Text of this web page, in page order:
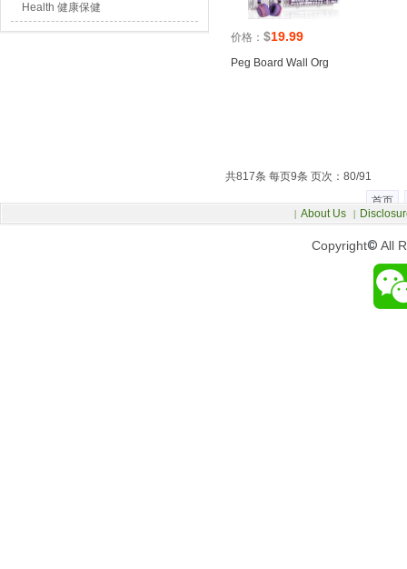
价格： $19.99
Peg Board Wall Org
共817条 每页9条 页次：80/91
首页
Health 健康保健
Copyright© All
| About Us |